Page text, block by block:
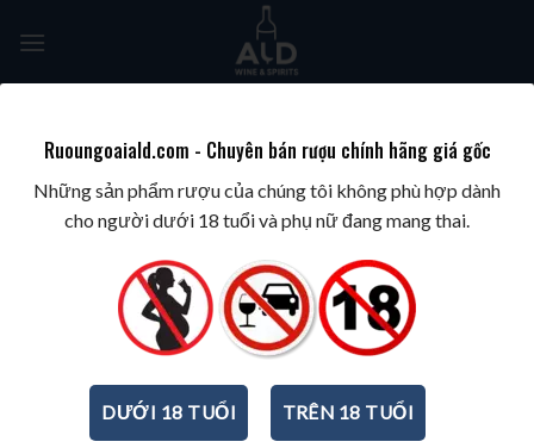
TRANG CHỦ BEST SELLERS / TOP 10 GIN
Ruoungoaiald.com - Chuyên bán rượu chính hãng giá gốc
Những sản phẩm rượu của chúng tôi không phù hợp dành
cho người dưới 18 tuổi và phụ nữ đang mang thai.
DƯỚI 18 TUỔI TRÊN 18 TUỔI